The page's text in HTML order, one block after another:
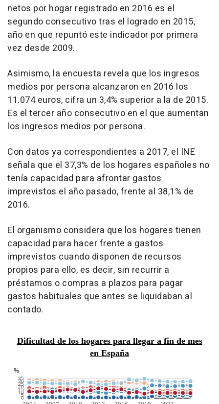
netos por hogar registrado en 2016 es el
segundo consecutivo tras el logrado en 2015,
año en que repuntó este indicador por primera
vez desde 2009.
Asimismo, la encuesta revela que los ingresos
medios por persona alcanzaron en 2016 los
11.074 euros, cifra un 3,4% superior a la de 2015.
Es el tercer año consecutivo en el que aumentan
los ingresos medios por persona.
Con datos ya correspondientes a 2017, el INE
señala que el 37,3% de los hogares españoles no
tenía capacidad para afrontar gastos
imprevistos el año pasado, frente al 38,1% de
2016.
El organismo considera que los hogares tienen
capacidad para hacer frente a gastos
imprevistos cuando disponen de recursos
propios para ello, es decir, sin recurrir a
préstamos o compras a plazos para pagar
gastos habituales que antes se liquidaban al
contado.